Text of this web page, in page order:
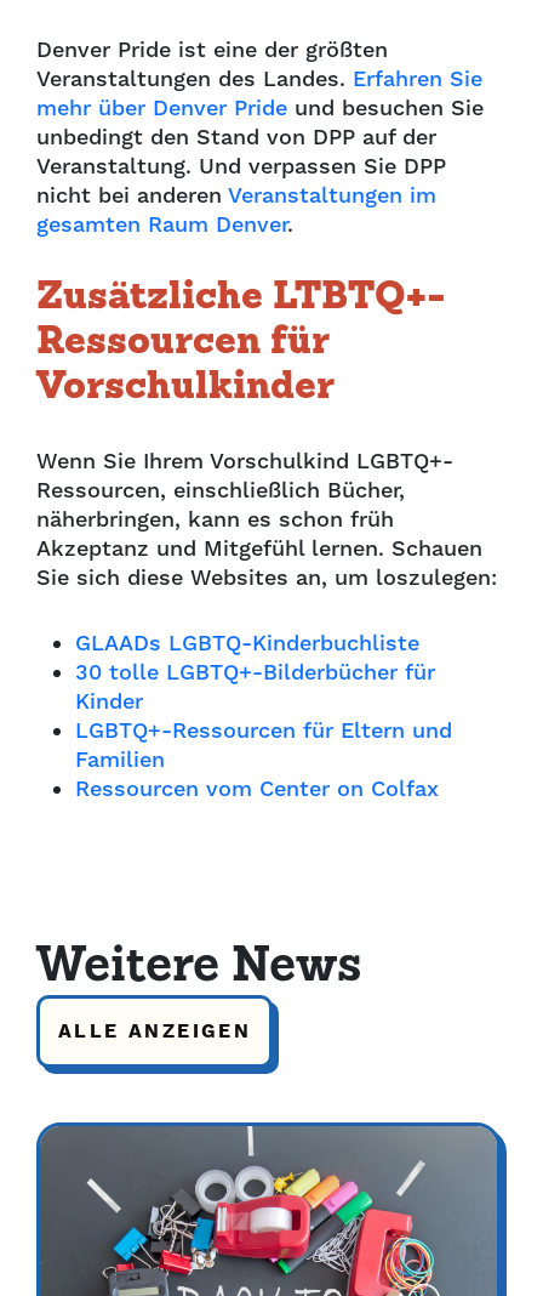
Denver Pride ist eine der größten
Veranstaltungen des Landes. Erfahren Sie
mehr über Denver Pride und besuchen Sie
unbedingt den Stand von DPP auf der
Veranstaltung. Und verpassen Sie DPP
nicht bei anderen Veranstaltungen im
gesamten Raum Denver.
Zusätzliche LTBTQ+-
Ressourcen für
Vorschulkinder
Wenn Sie Ihrem Vorschulkind LGBTQ+-
Ressourcen, einschließlich Bücher,
näherbringen, kann es schon früh
Akzeptanz und Mitgefühl lernen. Schauen
Sie sich diese Websites an, um loszulegen:
GLAADs LGBTQ-Kinderbuchliste
30 tolle LGBTQ+-Bilderbücher für
Kinder
LGBTQ+-Ressourcen für Eltern und
Familien
Ressourcen vom Center on Colfax
Weitere News
ALLE ANZEIGEN